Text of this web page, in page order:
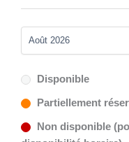
Disponible
Partiellement
Non disponible